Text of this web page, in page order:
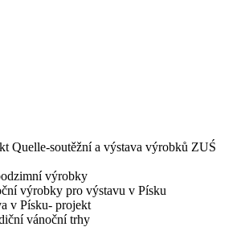
Quelle-soutěžní a výstava výrobků ZUŚ
výrobky
výrobky pro výstavu v Písku
v Písku- projekt
vánoční trhy